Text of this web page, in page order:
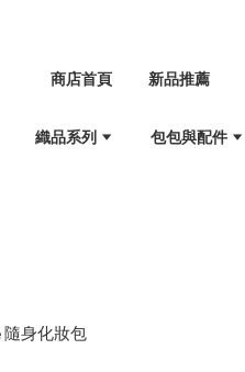
商店首頁 新品推薦
織品系列 包包與配件
隨身化妝包